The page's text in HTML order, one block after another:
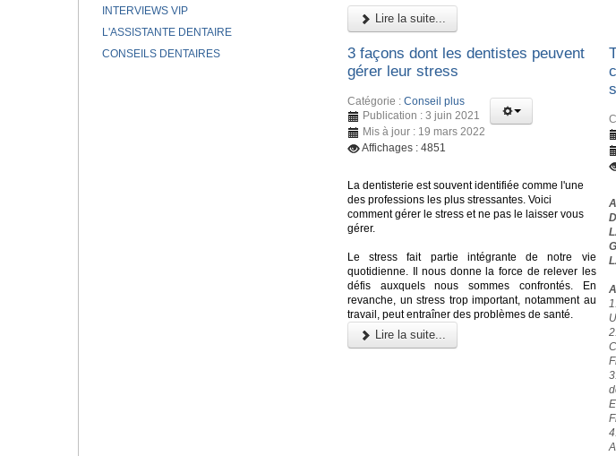
Lire la suite...
3 façons dont les dentistes peuvent
gérer leur stress
Catégorie : Conseil plus
Publication : 3 juin 2021
Mis à jour : 19 mars 2022
Affichages : 4851
La dentisterie est souvent identifiée comme l'une
des professions les plus stressantes. Voici
comment gérer le stress et ne pas le laisser vous
gérer.
Le stress fait partie intégrante de notre vie
quotidienne. Il nous donne la force de relever les
défis auxquels nous sommes confrontés. En
revanche, un stress trop important, notamment au
travail, peut entraîner des problèmes de santé.
Lire la suite...
INTERVIEWS VIP
L'ASSISTANTE DENTAIRE
CONSEILS DENTAIRES